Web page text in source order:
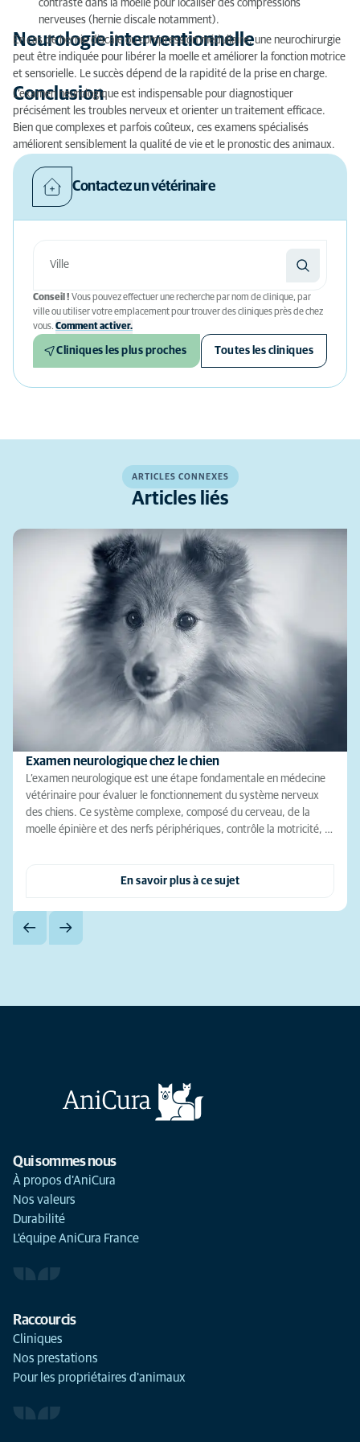
contraste dans la moelle pour localiser des compressions
nerveuses (hernie discale notamment).
Neurologie interventionnelle
En cas de hernie discale ou compression médullaire, une neurochirurgie
peut être indiquée pour libérer la moelle et améliorer la fonction motrice
et sensorielle. Le succès dépend de la rapidité de la prise en charge.
Conclusion
L’examen neurologique est indispensable pour diagnostiquer
précisément les troubles nerveux et orienter un traitement efficace.
Bien que complexes et parfois coûteux, ces examens spécialisés
améliorent sensiblement la qualité de vie et le pronostic des animaux.
Contactez un vétérinaire
Conseil ! Vous pouvez effectuer une recherche par nom de clinique, par
ville ou utiliser votre emplacement pour trouver des cliniques près de chez
vous. Comment activer.
Cliniques les plus proches Toutes les cliniques
ARTICLES CONNEXES
Articles liés
Examen neurologique chez le chien
L’examen neurologique est une étape fondamentale en médecine
vétérinaire pour évaluer le fonctionnement du système nerveux
des chiens. Ce système complexe, composé du cerveau, de la
moelle épinière et des nerfs périphériques, contrôle la motricité, …
En savoir plus à ce sujet
Qui sommes nous
À propos d'AniCura
Nos valeurs
Durabilité
L'équipe AniCura France
Raccourcis
Cliniques
Nos prestations
Pour les propriétaires d'animaux